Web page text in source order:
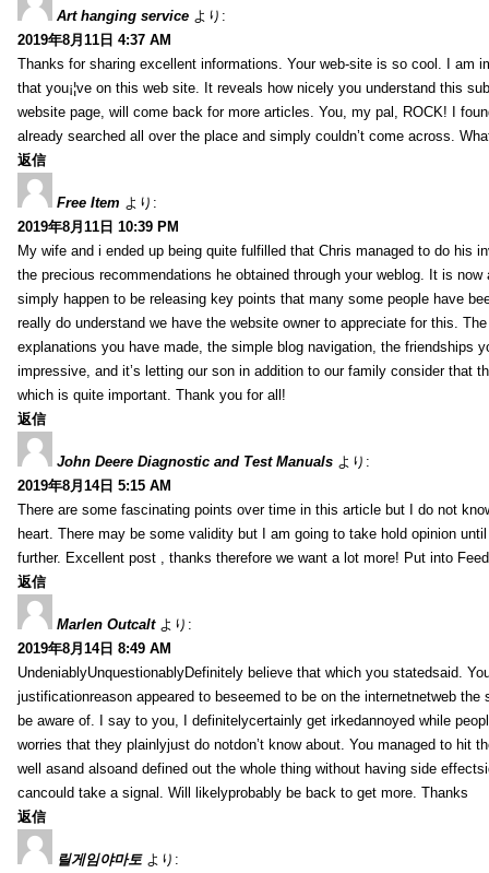
Art hanging service より:
2019年8月11日 4:37 AM
Thanks for sharing excellent informations. Your web-site is so cool. I am
that you¡¦ve on this web site. It reveals how nicely you understand this
website page, will come back for more articles. You, my pal, ROCK! I
already searched all over the place and simply couldn’t come across.
返信
Free Item より:
2019年8月11日 10:39 PM
My wife and i ended up being quite fulfilled that Chris managed to do his
the precious recommendations he obtained through your weblog. It is now
simply happen to be releasing key points that many some people have
really do understand we have the website owner to appreciate for this.
explanations you have made, the simple blog navigation, the friendships
impressive, and it’s letting our son in addition to our family consider that
which is quite important. Thank you for all!
返信
John Deere Diagnostic and Test Manuals より:
2019年8月14日 5:15 AM
There are some fascinating points over time in this article but I do not
heart. There may be some validity but I am going to take hold opinion
further. Excellent post , thanks therefore we want a lot more! Put into
返信
Marlen Outcalt より:
2019年8月14日 8:49 AM
UndeniablyUnquestionablyDefinitely believe that which you statedsaid.
justificationreason appeared to beseemed to be on the internetnetweb
be aware of. I say to you, I definitelycertainly get irkedannoyed while
worries that they plainlyjust do notdon’t know about. You managed to hit
well asand alsoand defined out the whole thing without having side
cancould take a signal. Will likelyprobably be back to get more. Thanks
返信
릴게임야마토 より: